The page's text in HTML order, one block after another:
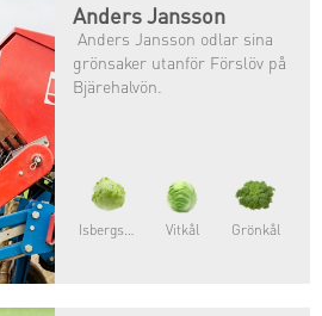
Anders Jansson
Anders Jansson odlar sina
grönsaker utanför Förslöv på
Bjärehalvön.
Isbergsallat Vitkål Grönkål